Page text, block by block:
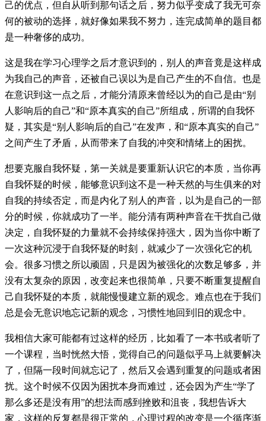
己的优点，但自从听到那句话之后，努力似乎变成了我无可奈
何的被动的选择，就好像如果我不努力，连完成简单的题目都
是一种奢侈的成功。
这是我在学习心理学之后才意识到的，别人的声音竟是这样成
为我自己的声音，还被自己误以为是自己产生的不自信。也是
在意识到这一点之后，才能分清原来曾经以为的自己是由“别
人影响后的自己”和“原本真实的自己”所组成，所谓的自我怀
疑，其实是“别人影响后的自己”在发声，和“原本真实的自己”
之间产生了矛盾，从而带来了自我的冲突和情绪上的困扰。
想要克服自我怀疑，第一关就是要重新认识它的本质，当你再
自我怀疑的时候，能够意识到这不是一种天然的与生俱来的对
自我的持续否定，而是内化了别人的声音，以为是自己的一部
分的时候，你就成功了一半。能分清有两种声音在干扰自己做
决定，自我怀疑的力量就不会持续保持强大，因为当你中断了
一次这种沉浸于自我怀疑的时刻，就减少了一次强化它的机
会。很多习惯之所以顽固，只是因为被强化的次数足够多，并
没有太复杂的原因，改变起来也很简单，只要不断重复提醒自
己自我怀疑的本质，就能慢慢建立新的观念。难点也在于我们
总是会无意识地忘记新的观念，习惯性地回到旧的观念中。
我相信大家可能都有过这样的经历，比如看了一本书或者听了
一个课程，当时恍然大悟，觉得自己的问题似乎马上就要解决
了，但隔一段时间就忘记了，然后又会遇到重复的问题或者困
扰。这个时候不仅因为困扰本身而难过，还会因为产生“学了
那么多还是没有用”的想法而感到挫败和沮丧，我想告诉大
家，这样的反复都是很正常的，心理过程的改变是一个循序渐